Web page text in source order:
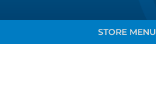
STORE MENU